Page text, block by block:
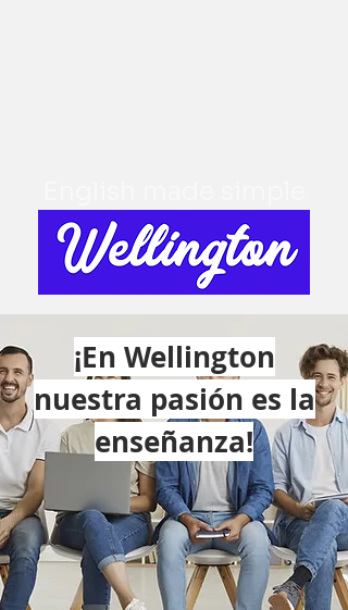
¡En Wellington
nuestra pasión es la
enseñanza!